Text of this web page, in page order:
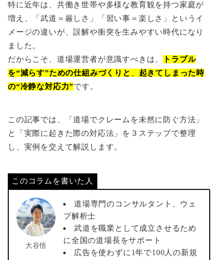
特に近年は、共働き世帯や多様な教育観を持つ家庭が
増え、「武道＝厳しさ」「習い事＝楽しさ」というイ
メージの違いが、誤解や衝突を生みやすい時代になり
ました。
だからこそ、道場運営者が意識すべきは、
トラブル
を“減らす”ための仕組みづくりと
起きてしまった時
の“冷静な対応力”です。
この記事では、「道場でクレームを未然に防ぐ方法」
と「実際に起きた際の対応法」を３ステップで整理
し、実例を交えて解説します。
このコラムを書いた人
大谷悟
道場専門のコンサルタント、ウェ
ブ解析士
武道を職業として成立させるため
に全国の道場長をサポート
広告を使わずに1年で100人の新規